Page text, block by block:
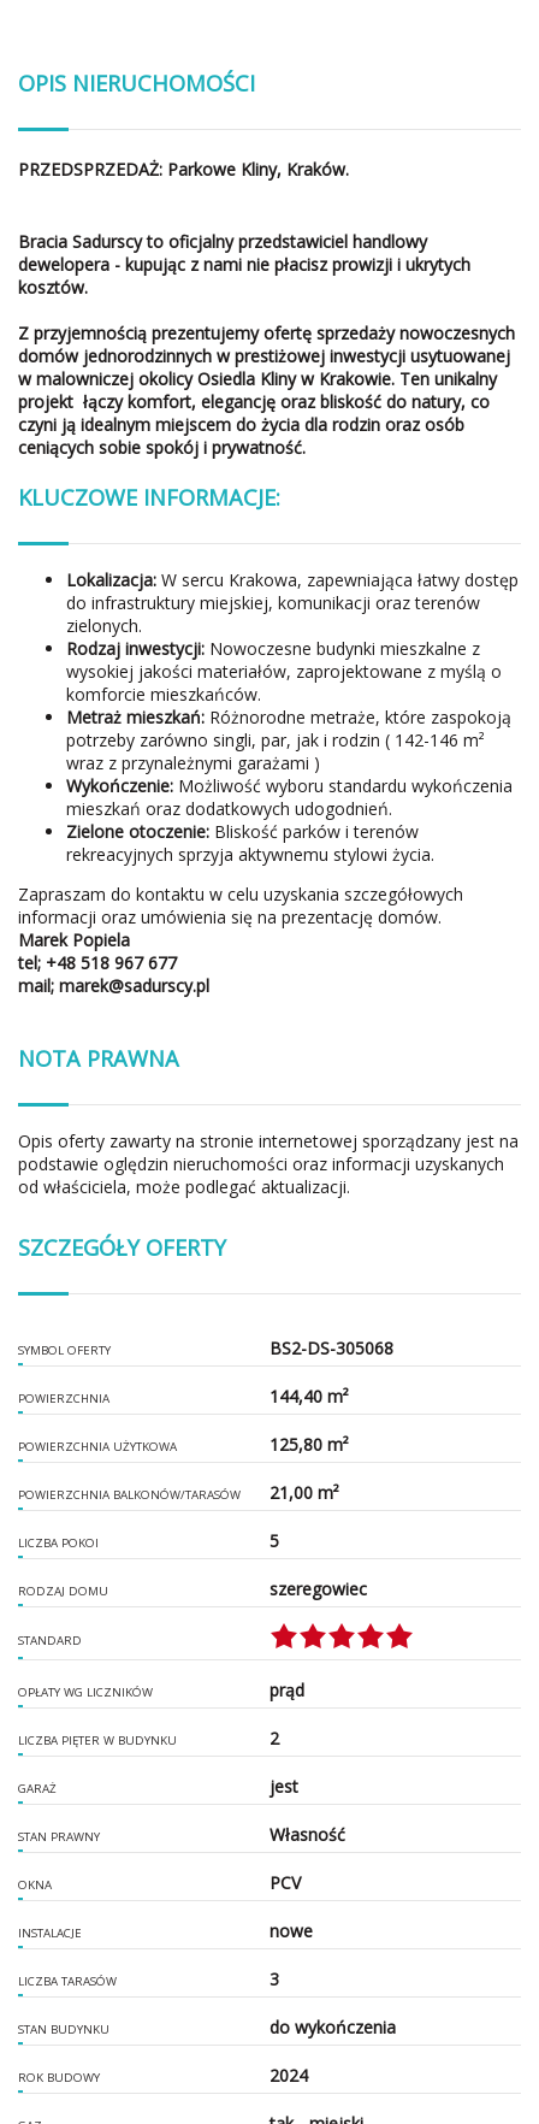
OPIS NIERUCHOMOŚCI
PRZEDSPRZEDAŻ: Parkowe Kliny, Kraków.
Bracia Sadurscy to oficjalny przedstawiciel handlowy
dewelopera - kupując z nami nie płacisz prowizji i ukrytych
kosztów.
Z przyjemnością prezentujemy ofertę sprzedaży nowoczesnych
domów jednorodzinnych w prestiżowej inwestycji usytuowanej
w malowniczej okolicy Osiedla Kliny w Krakowie. Ten unikalny
projekt łączy komfort, elegancję oraz bliskość do natury, co
czyni ją idealnym miejscem do życia dla rodzin oraz osób
ceniących sobie spokój i prywatność.
KLUCZOWE INFORMACJE:
Lokalizacja: W sercu Krakowa, zapewniająca łatwy dostęp
do infrastruktury miejskiej, komunikacji oraz terenów
zielonych.
Rodzaj inwestycji: Nowoczesne budynki mieszkalne z
wysokiej jakości materiałów, zaprojektowane z myślą o
komforcie mieszkańców.
Metraż mieszkań: Różnorodne metraże, które zaspokoją
potrzeby zarówno singli, par, jak i rodzin ( 142-146 m²
wraz z przynależnymi garażami )
Wykończenie: Możliwość wyboru standardu wykończenia
mieszkań oraz dodatkowych udogodnień.
Zielone otoczenie: Bliskość parków i terenów
rekreacyjnych sprzyja aktywnemu stylowi życia.
Zapraszam do kontaktu w celu uzyskania szczegółowych
informacji oraz umówienia się na prezentację domów.
Marek Popiela
tel; +48 518 967 677
mail; marek@sadurscy.pl
NOTA PRAWNA
Opis oferty zawarty na stronie internetowej sporządzany jest na
podstawie oględzin nieruchomości oraz informacji uzyskanych
od właściciela, może podlegać aktualizacji.
SZCZEGÓŁY OFERTY
SYMBOL OFERTY BS2-DS-305068
POWIERZCHNIA 144,40 m²
POWIERZCHNIA UŻYTKOWA 125,80 m²
POWIERZCHNIA BALKONÓW/TARASÓW 21,00 m²
LICZBA POKOI 5
RODZAJ DOMU szeregowiec
STANDARD
OPŁATY WG LICZNIKÓW prąd
LICZBA PIĘTER W BUDYNKU 2
GARAŻ jest
STAN PRAWNY Własność
OKNA PCV
INSTALACJE nowe
LICZBA TARASÓW 3
STAN BUDYNKU do wykończenia
ROK BUDOWY 2024